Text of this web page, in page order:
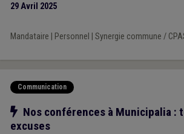
29 Avril 2025
Mandataire Personnel Synergie commune /
Communication
Notre action
Nos conférences à Municipalia :
excuses